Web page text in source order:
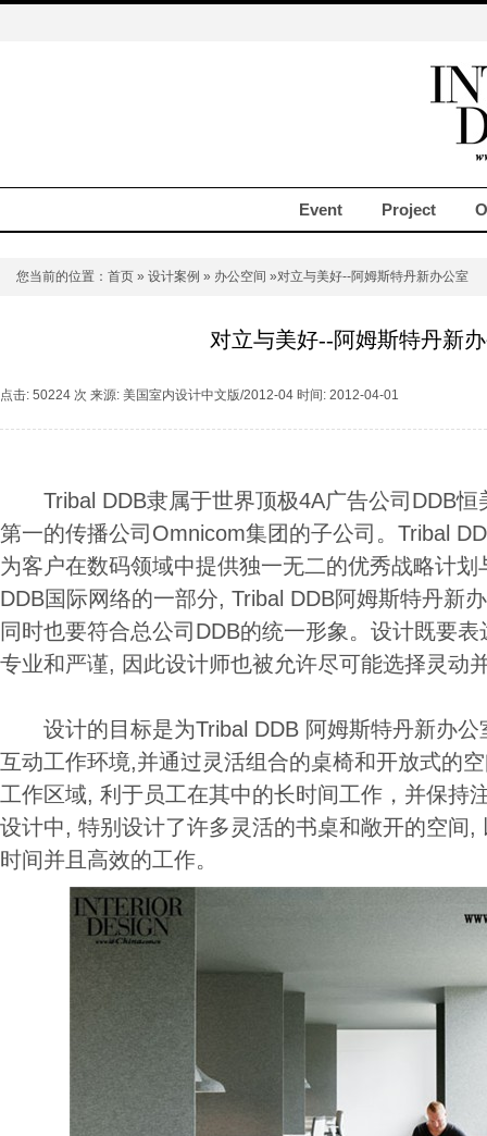
Event Project
您当前的位置： 首页 » 设计案例 » 办公空间 »对立与美好--阿姆斯特丹新办公室
对立与美好--阿姆斯特丹新
点击: 50224 次 来源: 美国室内设计中文版/2012-04 时间: 2012-04-01
Tribal DDB隶属于世界顶极4A广告公司DDB恒
第一的传播公司Omnicom集团的子公司。Tribal
为客户在数码领域中提供独一无二的优秀战略计划
DDB国际网络的一部分, Tribal DDB阿姆斯特丹新
同时也要符合总公司DDB的统一形象。设计既要
专业和严谨, 因此设计师也被允许尽可能选择灵动
设计的目标是为Tribal DDB 阿姆斯特丹新办公
互动工作环境,并通过灵活组合的桌椅和开放式的
工作区域, 利于员工在其中的长时间工作，并保持
设计中, 特别设计了许多灵活的书桌和敞开的空间,
时间并且高效的工作。